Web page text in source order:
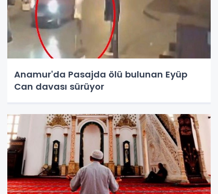
Anamur'da Pasajda ölü bulunan Eyüp
Can davası sürüyor